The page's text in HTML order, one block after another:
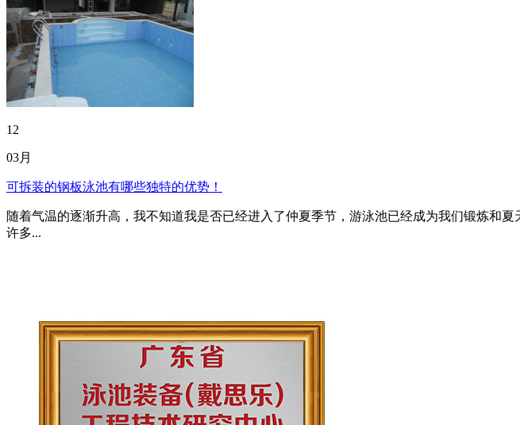
12
03月
可拆装的钢板泳池有哪些独特的优势！
随着气温的逐渐升高，我不知道我是否已经进入了仲夏季节，游泳池已经成为我们锻炼和
许多...